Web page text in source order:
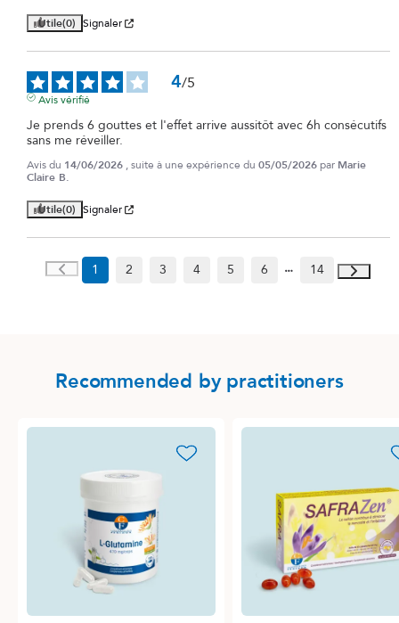
Utile(0) Signaler
4/5
Avis vérifié
Je prends 6 gouttes et l'effet arrive aussitôt avec 6h consécutifs
sans me réveiller.
Avis du 14/06/2026 , suite à une expérience du 05/05/2026 par Marie
Claire B.
Utile(0) Signaler
1 2 3 4 5 6 14
Recommended by practitioners
favorite_border